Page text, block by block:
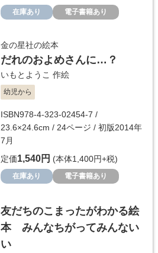
在庫あり 電子書籍あり
金の星社の絵本
だれのおよめさんに…？
いもとようこ 作絵
幼児から
ISBN978-4-323-02454-7 /
23.6×24.6cm / 24ページ / 初版2014年
7月
定価1,540円 (本体1,400円+税)
在庫あり 電子書籍あり
友だちのこまったがわかる絵
本 みんなちがってみんない
い